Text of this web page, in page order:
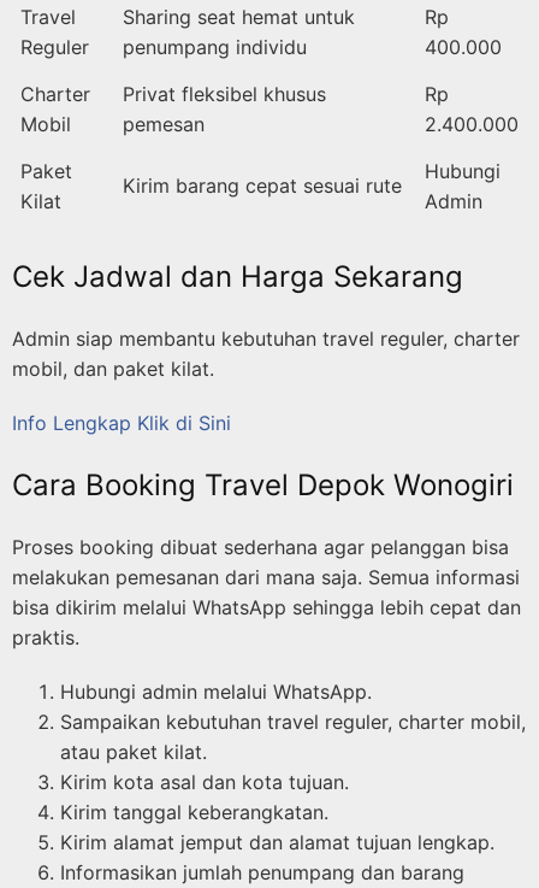
Travel
Reguler
Sharing seat hemat untuk
penumpang individu
Rp
400.000
Charter
Mobil
Privat fleksibel khusus
pemesan
Rp
2.400.000
Paket
Kilat
Kirim barang cepat sesuai rute
Hubungi
Admin
Cek Jadwal dan Harga Sekarang
Admin siap membantu kebutuhan travel reguler, charter
mobil, dan paket kilat.
Info Lengkap Klik di Sini
Cara Booking Travel Depok Wonogiri
Proses booking dibuat sederhana agar pelanggan bisa
melakukan pemesanan dari mana saja. Semua informasi
bisa dikirim melalui WhatsApp sehingga lebih cepat dan
praktis.
Hubungi admin melalui WhatsApp.
Sampaikan kebutuhan travel reguler, charter mobil,
atau paket kilat.
Kirim kota asal dan kota tujuan.
Kirim tanggal keberangkatan.
Kirim alamat jemput dan alamat tujuan lengkap.
Informasikan jumlah penumpang dan barang